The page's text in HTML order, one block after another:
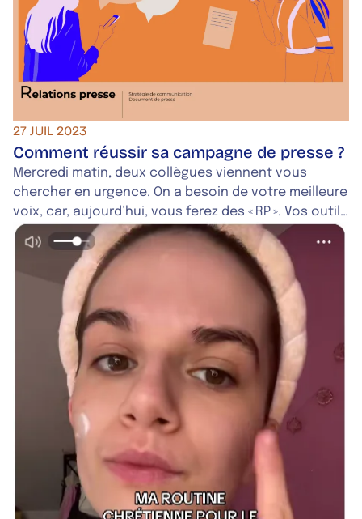
27 JUIL 2023
Comment réussir sa campagne de presse ?
Mercredi matin, deux collègues viennent vous
chercher en urgence. On a besoin de votre meilleure
voix, car, aujourd’hui, vous ferez des « RP ». Vos outils
pour cette mission : un téléphone, un communiqué
de presse et un tableau Excel. Si certains termes
vous échappent : lisez cet article, c’est pour votre
bien. Mais vous pouvez aussi le lire si cette situation
vous parle, car notre article a pour but d’y répondre.